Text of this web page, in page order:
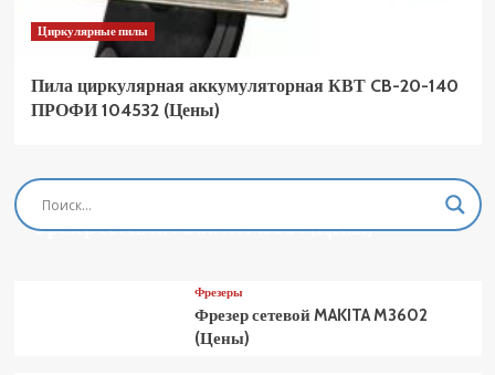
Циркулярные пилы
Пила циркулярная аккумуляторная КВТ CB-20-140
ПРОФИ 104532 (Цены)
Фрезеры
Фрезер сетевой MAKITA M3601 (Цены)
Фрезеры
Фрезер сетевой MAKITA M3602
(Цены)